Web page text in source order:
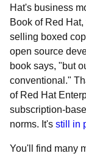
Hat's business
Book of Red
selling boxed
open source
book says, "but
conventional."
of Red Hat
subscription-
norms. It's still in
You'll find many